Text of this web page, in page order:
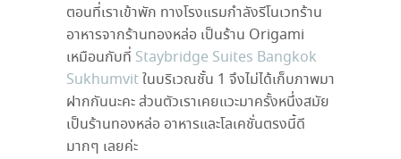
ตอนที่เราเข้าพัก ทางโรงแรมกำลังรีโนเวทร้าน
อาหารจากร้านทองหล่อ เป็นร้าน Origami
เหมือนกับที่ Staybridge Suites Bangkok
Sukhumvitในบริเวณชั้น 1 จึงไม่ได้เก็บภาพมา
ฝากกันนะคะ ส่วนตัวเราเคยแวะมาครั้งหนึ่งสมัย
เป็นร้านทองหล่อ อาหารและโลเคชั่นตรงนี้ดี
มากๆ เลยค่ะ